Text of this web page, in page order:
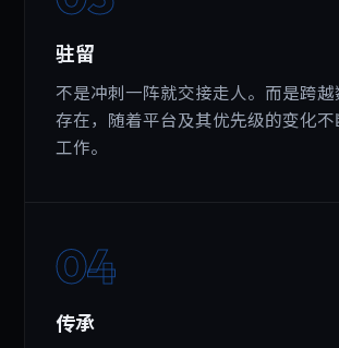
驻留
不是冲刺一阵就交接走人。而是跨
存在，随着平台及其优先级的变化
工作。
04
传承